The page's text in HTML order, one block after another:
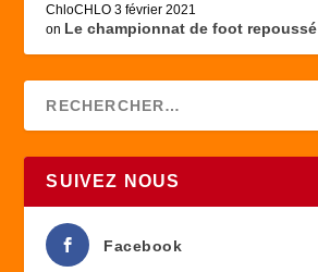
ChloCHLO 3 février 2021
on Le championnat de foot repoussé
SUIVEZ NOUS
Facebook